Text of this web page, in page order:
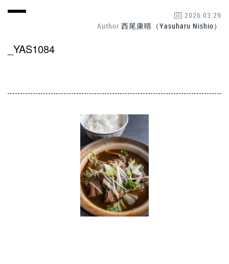
2026.03.29
Author 西尾康晴（Yasuharu Nishio）
_YAS1084